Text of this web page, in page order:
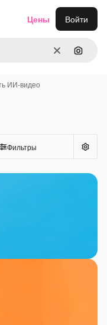
ОчиститьПоиск
Цены Войти
ИИ-видео
Фильтры